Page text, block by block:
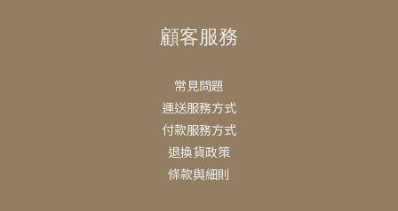
顧客服務
常見問題
運送服務方式
付款服務方式
退換貨政策
條款與細則